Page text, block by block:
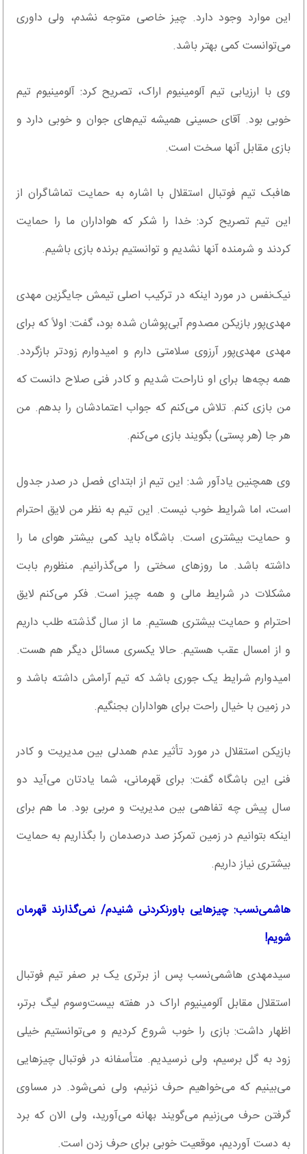
این موارد وجود دارد. چیز خاصی متوجه نشدم، ولی داوری
می‌توانست کمی بهتر باشد.
وی با ارزیابی تیم آلومینیوم اراک، تصریح کرد: آلومینیوم تیم
خوبی بود. آقای حسینی همیشه تیم‌های جوان و خوبی دارد و
بازی مقابل آنها سخت است.
هافبک تیم فوتبال استقلال با اشاره به حمایت تماشاگران از
این تیم تصریح کرد: خدا را شکر که هواداران ما را حمایت
کردند و شرمنده آنها نشدیم و توانستیم برنده بازی باشیم.
نیک‌نفس در مورد اینکه در ترکیب اصلی تیمش جایگزین مهدی
مهدی‌پور بازیکن مصدوم آبی‌پوشان شده بود، گفت: اولاً که برای
مهدی مهدی‌پور آرزوی سلامتی دارم و امیدوارم زودتر بازگردد.
همه بچه‌ها برای او ناراحت شدیم و کادر فنی صلاح دانست که
من بازی کنم. تلاش می‌کنم که جواب اعتمادشان را بدهم. من
هر جا (هر پستی) بگویند بازی می‌کنم.
وی همچنین یادآور شد: این تیم از ابتدای فصل در صدر جدول
است، اما شرایط خوب نیست. این تیم به نظر من لایق احترام
و حمایت بیشتری است. باشگاه باید کمی بیشتر هوای ما را
داشته باشد. ما روزهای سختی را می‌گذرانیم. منظورم بابت
مشکلات در شرایط مالی و همه چیز است. فکر می‌کنم لایق
احترام و حمایت بیشتری هستیم. ما از سال گذشته طلب داریم
و از امسال عقب هستیم. حالا یکسری مسائل دیگر هم هست.
امیدوارم شرایط یک جوری باشد که تیم آرامش داشته باشد و
در زمین با خیال راحت برای هواداران بجنگیم.
بازیکن استقلال در مورد تأثیر عدم همدلی بین مدیریت و کادر
فنی این باشگاه گفت: برای قهرمانی، شما یادتان می‌آید دو
سال پیش چه تفاهمی بین مدیریت و مربی بود. ما هم برای
اینکه بتوانیم در زمین تمرکز صد درصدمان را بگذاریم به حمایت
بیشتری نیاز داریم.
هاشمی‌نسب: چیزهایی باورنکردنی شنیدم/ نمی‌گذارند قهرمان
شویم!
سیدمهدی هاشمی‌نسب پس از برتری یک بر صفر تیم فوتبال
استقلال مقابل آلومینیوم اراک در هفته بیست‌وسوم لیگ برتر،
اظهار داشت: بازی را خوب شروع کردیم و می‌توانستیم خیلی
زود به گل برسیم، ولی نرسیدیم. متأسفانه در فوتبال چیزهایی
می‌بینیم که می‌خواهیم حرف نزنیم، ولی نمی‌شود. در مساوی
گرفتن حرف می‌زنیم می‌گویند بهانه می‌آورید، ولی الان که برد
به دست آوردیم، موقعیت خوبی برای حرف زدن است.